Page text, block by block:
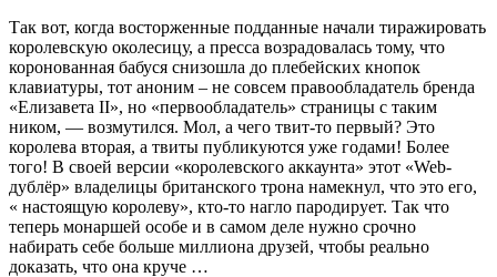
Так вот, когда восторженные подданные начали тиражировать
королевскую околесицу, а пресса возрадовалась тому, что
коронованная бабуся снизошла до плебейских кнопок
клавиатуры, тот аноним – не совсем правообладатель бренда
«Елизавета II», но «первообладатель» страницы с таким
ником, — возмутился. Мол, а чего твит-то первый? Это
королева вторая, а твиты публикуются уже годами! Более
того! В своей версии «королевского аккаунта» этот «Web-
дублёр» владелицы британского трона намекнул, что это его,
« настоящую королеву», кто-то нагло пародирует. Так что
теперь монаршей особе и в самом деле нужно срочно
набирать себе больше миллиона друзей, чтобы реально
доказать, что она круче …